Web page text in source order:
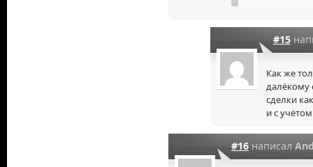
#15
Как же
далёкому
сделки
и с
#16написал